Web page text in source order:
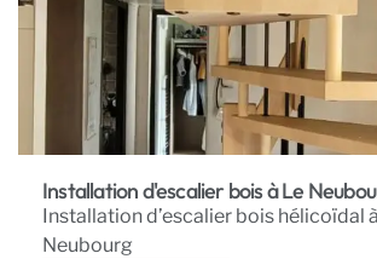
Installation d'escalier bois à Le
Installation d’escalier bois hélicoïdal
Neubourg